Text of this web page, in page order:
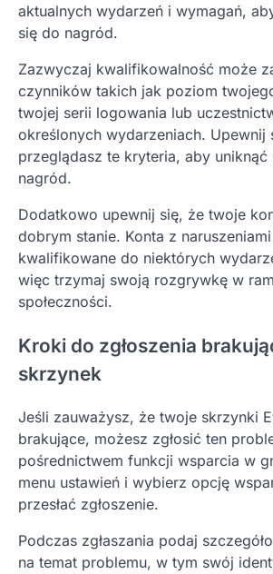
aktualnych wydarzeń i wymagań,
się do nagród.
Zazwyczaj kwalifikowalność może
czynników takich jak poziom
twojej serii logowania lub
określonych wydarzeniach. Upewnij
przeglądasz te kryteria, aby uniknąć
nagród.
Dodatkowo upewnij się, że twoje
dobrym stanie. Konta z
kwalifikowane do niektórych
więc trzymaj swoją rozgrywkę w
społeczności.
Kroki do zgłoszenia
skrzynek
Jeśli zauważysz, że twoje skrzynki
brakujące, możesz zgłosić ten
pośrednictwem funkcji wsparcia w
menu ustawień i wybierz opcję
przesłać zgłoszenie.
Podczas zgłaszania podaj
na temat problemu, w tym swój